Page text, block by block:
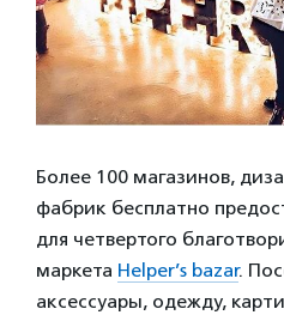
Более 100 магазинов,
фабрик бесплатно
для четвертого
маркета Helper’s bazar.
аксессуары, одежду,